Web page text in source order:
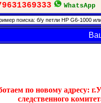
WhatsApp
по новому адресу:
следственного